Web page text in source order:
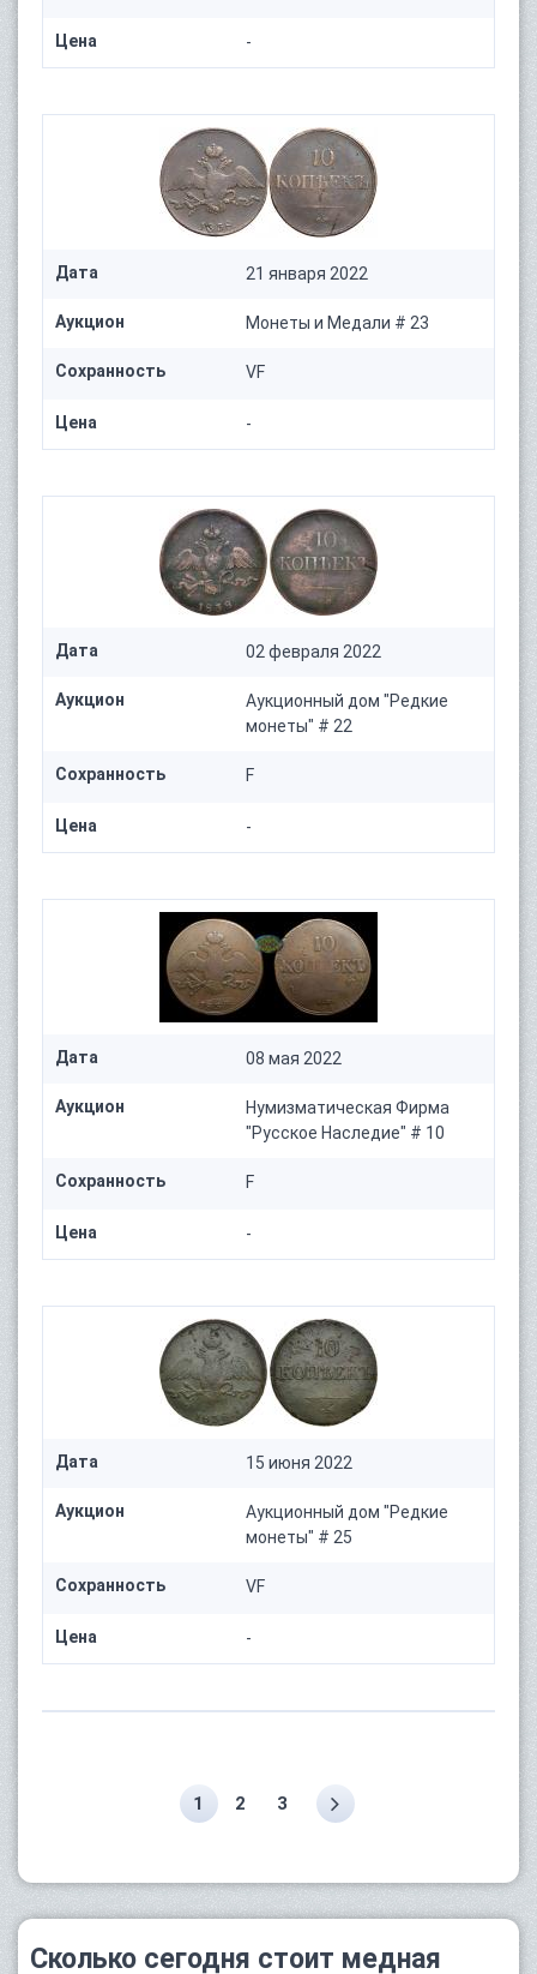
Цена -
Дата 21 января 2022
Аукцион Монеты и Медали # 23
Сохранность VF
Цена -
Дата 02 февраля 2022
Аукцион
Аукционный дом "Редкие
монеты" # 22
Сохранность F
Цена -
Дата 08 мая 2022
Аукцион
Нумизматическая Фирма
"Русское Наследие" # 10
Сохранность F
Цена -
Дата 15 июня 2022
Аукцион
Аукционный дом "Редкие
монеты" # 25
Сохранность VF
Цена -
1 2 3
Сколько сегодня стоит медная